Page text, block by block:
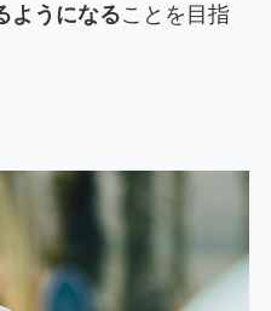
ようになることを目指